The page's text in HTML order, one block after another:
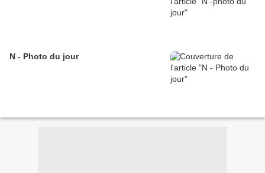
N - Photo du jour